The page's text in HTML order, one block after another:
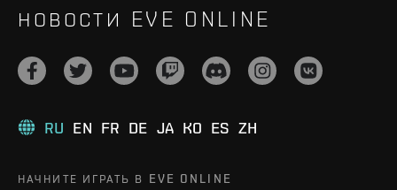
НОВОСТИ EVE ONLINE
RU EN FR DE JA KO ES ZH
НАЧНИТЕ ИГРАТЬ В EVE ONLINE